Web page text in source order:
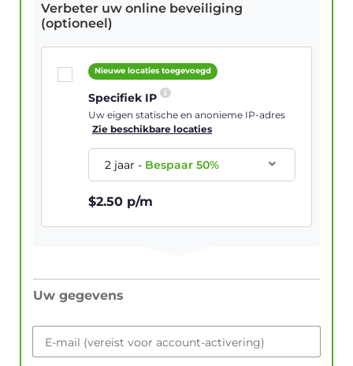
Verbeter uw online beveiliging
(optioneel)
Nieuwe locaties toegevoegd
Specifiek IP
Uw eigen statische en anonieme IP-adres
Zie beschikbare locaties
2 jaar- Bespaar50%
$2.50 p/m
Uw gegevens
E-mail (vereist voor account-activering)